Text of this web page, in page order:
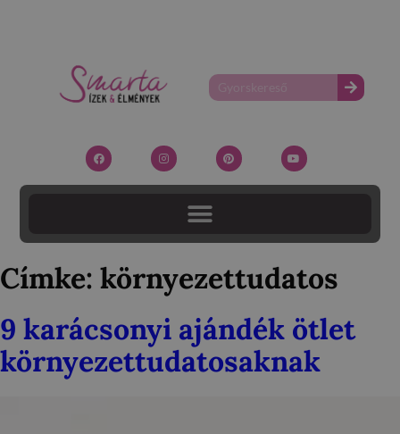
Címke: környezettudatos
9 karácsonyi ajándék ötlet
környezettudatosaknak